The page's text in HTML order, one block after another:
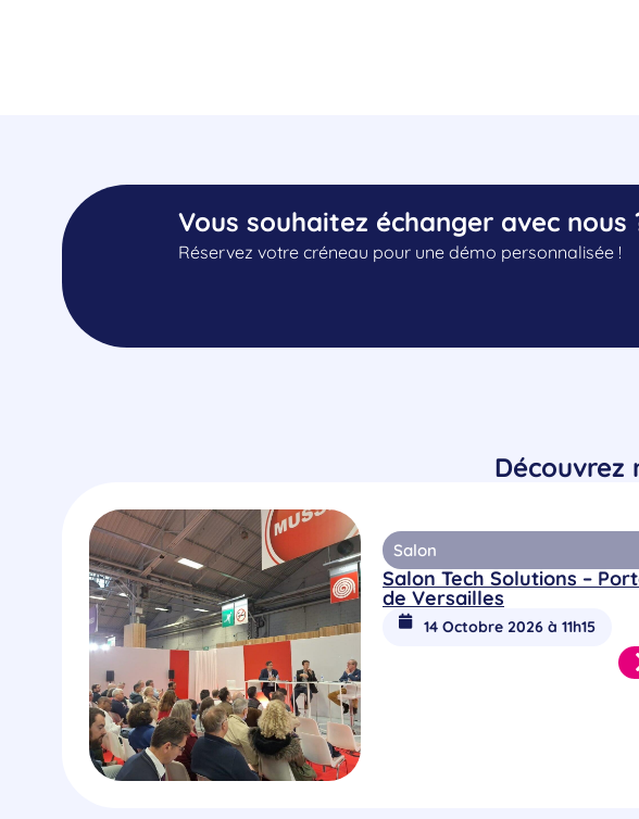
Vous souhaitez échanger avec nous
Réservez votre créneau pour une démo personnalisée !
Découvrez
Salon
Salon Tech Solutions –
de Versailles
14 Octobre 2026 à 11h15